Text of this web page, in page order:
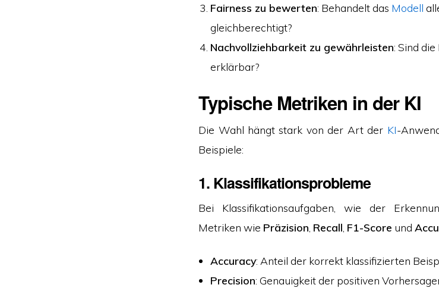
Fairness zu bewerten: Behandelt das Modell
gleichberechtigt?
Nachvollziehbarkeit zu gewährleisten: Sind
erklärbar?
Typische Metriken in der KI
Die Wahl hängt stark von der Art der KI-
Beispiele:
1.Klassifikationsprobleme
Bei Klassifikationsaufgaben, wie der
Metriken wie Präzision Recall F1-Score und
Accuracy: Anteil der korrekt klassifizierten
Precision: Genauigkeit der positiven